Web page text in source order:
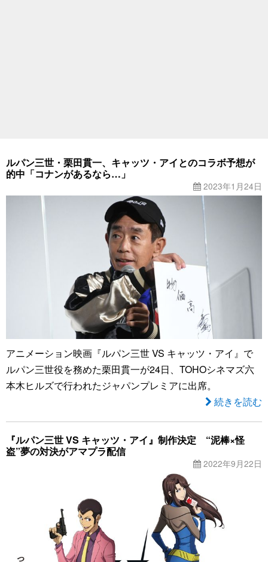
ルパン三世・栗田貫一、キャッツ・アイとのコラボ予想が
的中「コナンがあるなら…」
2023年1月24日
アニメーション映画『ルパン三世 VS キャッツ・アイ』で
ルパン三世役を務めた栗田貫一が24日、TOHOシネマズ六
本木ヒルズで行われたジャパンプレミアに出席。
続きを読む
『ルパン三世 VS キャッツ・アイ』制作決定 “泥棒×怪
盗”夢の対決がアマプラ配信
2022年9月22日